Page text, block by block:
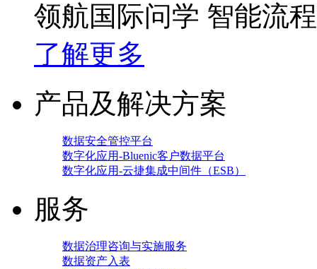
领航国际问学 智能流
了解更多
产品及解决方案
数据安全管控平台
数字化应用-Bluenic客户数据平台
数字化应用-云捷集成中间件（ESB）
服务
数据治理咨询与实施服务
数据资产入表